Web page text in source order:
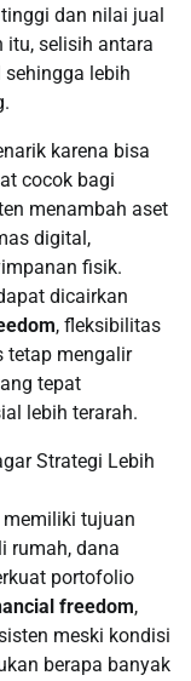
dan nilai jual
itu, selisih antara
lebih
karena bisa
cocok bagi
menambah aset
digital,
fisik.
dicairkan
, fleksibilitas
tetap mengalir
tepat
lebih terarah.
Strategi Lebih
tujuan
rumah, dana
portofolio
freedom,
meski kondisi
berapa banyak